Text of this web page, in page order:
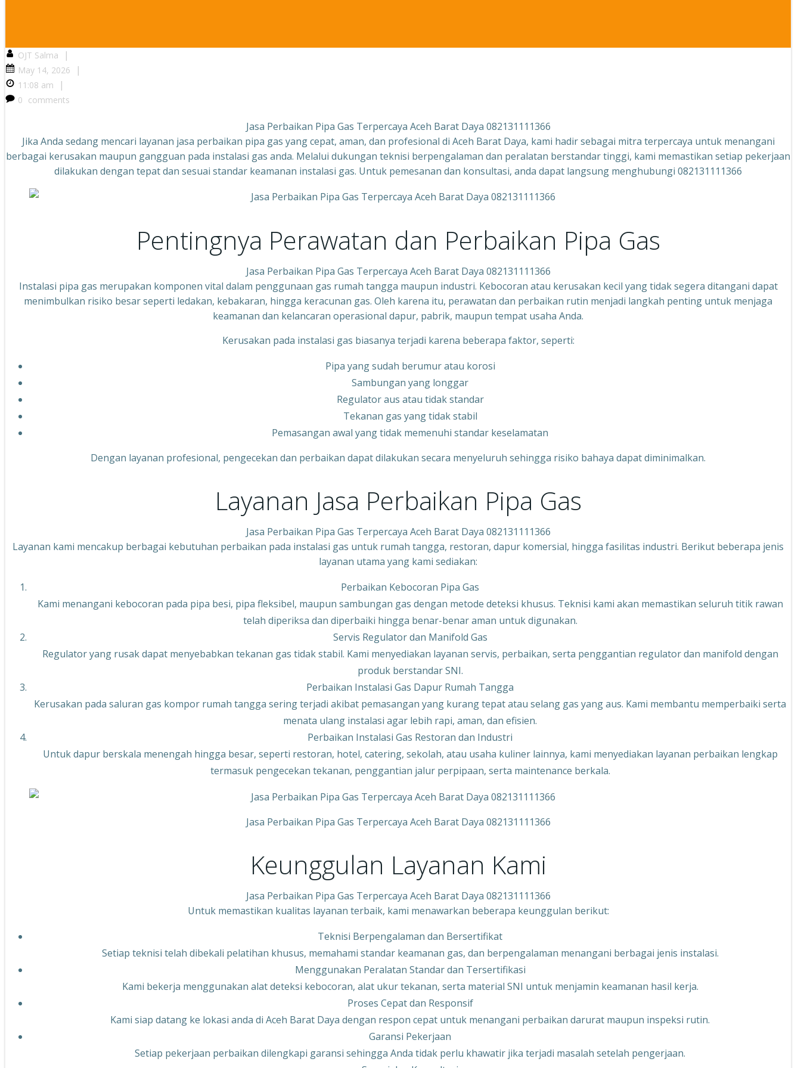
OJT Salma |
May 14, 2026 |
11:08 am |
0 comments
Jasa Perbaikan Pipa Gas Terpercaya Aceh Barat Daya 082131111366
Jika Anda sedang mencari layanan jasa perbaikan pipa gas yang cepat, aman, dan profesional di Aceh Barat Daya, kami hadir sebagai mitra terpercaya untuk menangani
berbagai kerusakan maupun gangguan pada instalasi gas anda. Melalui dukungan teknisi berpengalaman dan peralatan berstandar tinggi, kami memastikan setiap pekerjaan
dilakukan dengan tepat dan sesuai standar keamanan instalasi gas. Untuk pemesanan dan konsultasi, anda dapat langsung menghubungi 082131111366
Pentingnya Perawatan dan Perbaikan Pipa Gas
Jasa Perbaikan Pipa Gas Terpercaya Aceh Barat Daya 082131111366
Instalasi pipa gas merupakan komponen vital dalam penggunaan gas rumah tangga maupun industri. Kebocoran atau kerusakan kecil yang tidak segera ditangani dapat
menimbulkan risiko besar seperti ledakan, kebakaran, hingga keracunan gas. Oleh karena itu, perawatan dan perbaikan rutin menjadi langkah penting untuk menjaga
keamanan dan kelancaran operasional dapur, pabrik, maupun tempat usaha Anda.
Kerusakan pada instalasi gas biasanya terjadi karena beberapa faktor, seperti:
Pipa yang sudah berumur atau korosi
Sambungan yang longgar
Regulator aus atau tidak standar
Tekanan gas yang tidak stabil
Pemasangan awal yang tidak memenuhi standar keselamatan
Dengan layanan profesional, pengecekan dan perbaikan dapat dilakukan secara menyeluruh sehingga risiko bahaya dapat diminimalkan.
Layanan Jasa Perbaikan Pipa Gas
Jasa Perbaikan Pipa Gas Terpercaya Aceh Barat Daya 082131111366
Layanan kami mencakup berbagai kebutuhan perbaikan pada instalasi gas untuk rumah tangga, restoran, dapur komersial, hingga fasilitas industri. Berikut beberapa jenis
layanan utama yang kami sediakan:
Perbaikan Kebocoran Pipa Gas
Kami menangani kebocoran pada pipa besi, pipa fleksibel, maupun sambungan gas dengan metode deteksi khusus. Teknisi kami akan memastikan seluruh titik rawan
telah diperiksa dan diperbaiki hingga benar-benar aman untuk digunakan.
Servis Regulator dan Manifold Gas
Regulator yang rusak dapat menyebabkan tekanan gas tidak stabil. Kami menyediakan layanan servis, perbaikan, serta penggantian regulator dan manifold dengan
produk berstandar SNI.
Perbaikan Instalasi Gas Dapur Rumah Tangga
Kerusakan pada saluran gas kompor rumah tangga sering terjadi akibat pemasangan yang kurang tepat atau selang gas yang aus. Kami membantu memperbaiki serta
menata ulang instalasi agar lebih rapi, aman, dan efisien.
Perbaikan Instalasi Gas Restoran dan Industri
Untuk dapur berskala menengah hingga besar, seperti restoran, hotel, catering, sekolah, atau usaha kuliner lainnya, kami menyediakan layanan perbaikan lengkap
termasuk pengecekan tekanan, penggantian jalur perpipaan, serta maintenance berkala.
Jasa Perbaikan Pipa Gas Terpercaya Aceh Barat Daya 082131111366
Keunggulan Layanan Kami
Jasa Perbaikan Pipa Gas Terpercaya Aceh Barat Daya 082131111366
Untuk memastikan kualitas layanan terbaik, kami menawarkan beberapa keunggulan berikut:
Teknisi Berpengalaman dan Bersertifikat
Setiap teknisi telah dibekali pelatihan khusus, memahami standar keamanan gas, dan berpengalaman menangani berbagai jenis instalasi.
Menggunakan Peralatan Standar dan Tersertifikasi
Kami bekerja menggunakan alat deteksi kebocoran, alat ukur tekanan, serta material SNI untuk menjamin keamanan hasil kerja.
Proses Cepat dan Responsif
Kami siap datang ke lokasi anda di Aceh Barat Daya dengan respon cepat untuk menangani perbaikan darurat maupun inspeksi rutin.
Garansi Pekerjaan
Setiap pekerjaan perbaikan dilengkapi garansi sehingga Anda tidak perlu khawatir jika terjadi masalah setelah pengerjaan.